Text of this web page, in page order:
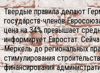
Твёрдые правила делают
государств-членов
цена на 34% превышает
информирует Евростат.
Меркель до региональных
стимулирования
финансирования